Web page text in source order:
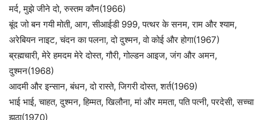
मर्द, मुझे जीने दो, रुस्तम कौन(1966)
बूंद जो बन गयी मोती, आग, सीआईडी 999, पत्थर के सनम, राम और श्याम,
अरेबियन नाइट, चंदन का पलना, दो दुश्मन, वो कोई और होगा(1967)
ब्रह्मचारी, मेरे हमदम मेरे दोस्त, गौरी, गोल्डन आइज, जंग और अमन,
दुश्मन(1968)
आदमी और इन्सान, बंधन, दो रास्ते, जिगरी दोस्त, शर्त(1969)
भाई भाई, चाहत, दुश्मन, हिम्मत, खिलौना, मां और ममता, पति पत्नी, परदेसी, सच्चा
झूठा(1970)